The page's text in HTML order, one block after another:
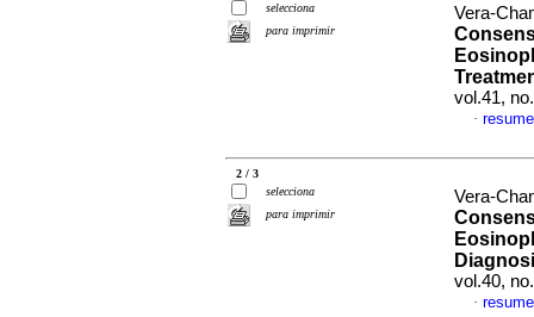
selecciona
para imprimir
Vera-
vol.41,
·
2 / 3
selecciona
para imprimir
Vera-
vol.40,
·